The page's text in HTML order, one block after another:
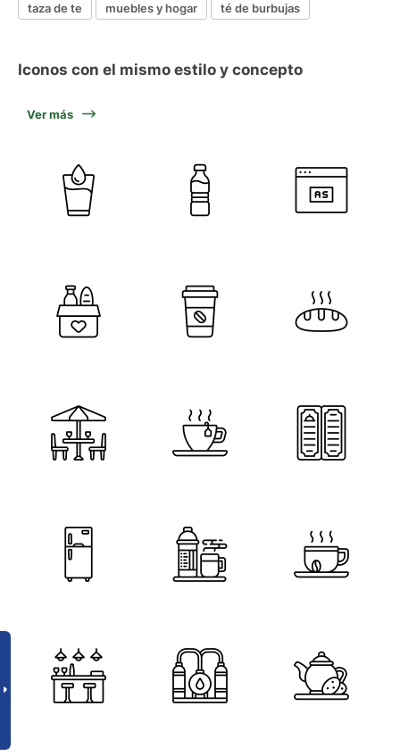
taza de te
muebles y hogar té de burbujas
Iconos con el mismo estilo y concepto
Ver más